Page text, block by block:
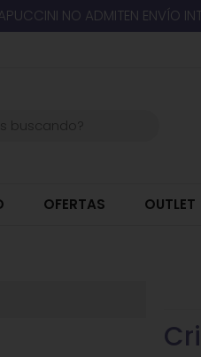
NO ADMITEN ENVÍO
OFERTAS OUTLET